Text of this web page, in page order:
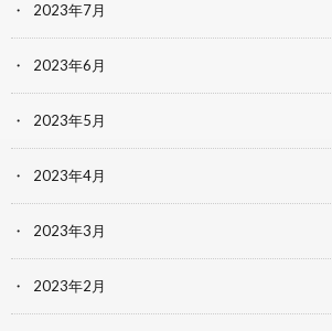
2023年7月
2023年6月
2023年5月
2023年4月
2023年3月
2023年2月